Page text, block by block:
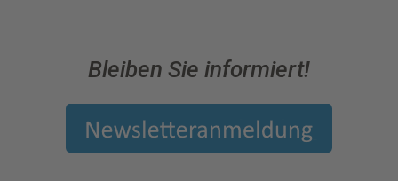
Bleiben Sie informiert!